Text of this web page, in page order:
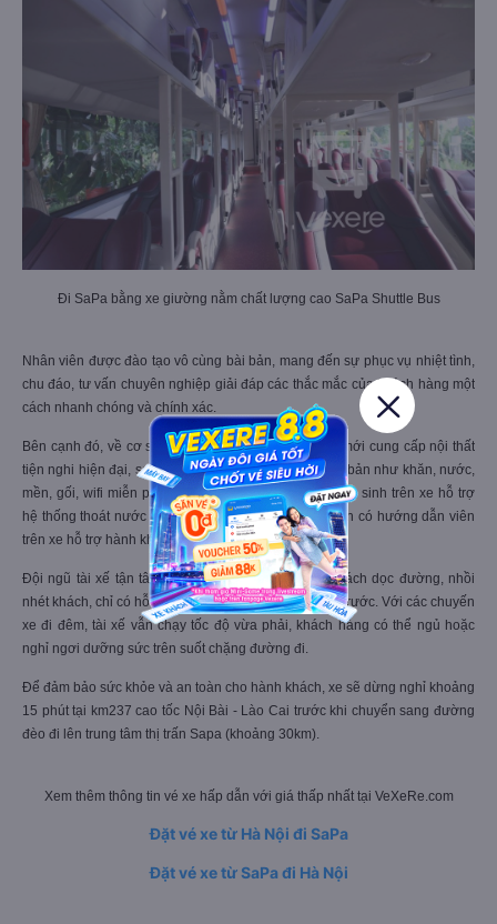
Đi SaPa bằng xe giường nằm chất lượng cao SaPa Shuttle Bus
Nhân viên được đào tạo vô cùng bài bản, mang đến sự phục vụ nhiệt tình,
chu đáo, tư vấn chuyên nghiệp giải đáp các thắc mắc của khách hàng một
cách nhanh chóng và chính xác.
Bên cạnh đó, về cơ sở vật chất, xe giường nằm đời mới cung cấp nội thất
tiện nghi hiện đại, sang trọng. Đầy đủ các dịch vụ cơ bản như khăn, nước,
mền, gối, wifi miễn phí, đặc biệt bồn rửa tay và nhà vệ sinh trên xe hỗ trợ
hệ thống thoát nước và khử mùi tốt nhất. Ngoài ra còn có hướng dẫn viên
trên xe hỗ trợ hành khách về thông tin chuyến đi.
Đội ngũ tài xế tận tâm, lái xe an toàn, không bắt khách dọc đường, nhồi
nhét khách, chỉ có hỗ trợ đón khách đã liên hệ đặt vé trước. Với các chuyến
xe đi đêm, tài xế vẫn chạy tốc độ vừa phải, khách hàng có thể ngủ hoặc
nghỉ ngơi dưỡng sức trên suốt chặng đường đi.
Để đảm bảo sức khỏe và an toàn cho hành khách, xe sẽ dừng nghỉ khoảng
15 phút tại km237 cao tốc Nội Bài - Lào Cai trước khi chuyển sang đường
đèo đi lên trung tâm thị trấn Sapa (khoảng 30km).
Xem thêm thông tin vé xe hấp dẫn với giá thấp nhất tại VeXeRe.com
Đặt vé xe từ Hà Nội đi SaPa
Đặt vé xe từ SaPa đi Hà Nội